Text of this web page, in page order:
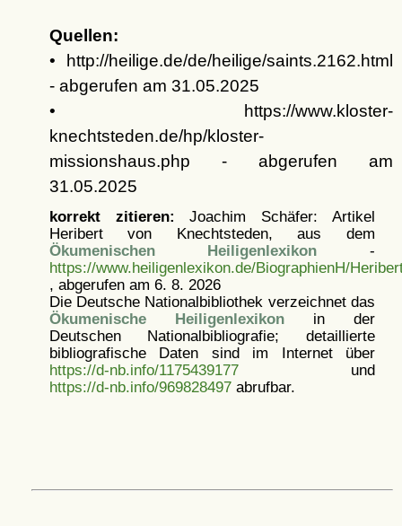
Quellen:
• http://heilige.de/de/heilige/saints.2162.html
- abgerufen am 31.05.2025
• https://www.kloster-
knechtsteden.de/hp/kloster-
missionshaus.php - abgerufen am
31.05.2025
korrekt zitieren: Joachim Schäfer: Artikel
Heribert von Knechtsteden, aus dem
Ökumenischen Heiligenlexikon -
https://www.heiligenlexikon.de/BiographienH/
, abgerufen am 6. 8. 2026
Die Deutsche Nationalbibliothek verzeichnet das
Ökumenische Heiligenlexikonin der
Deutschen Nationalbibliografie; detaillierte
bibliografische Daten sind im Internet über
https://d-nb.info/1175439177und
https://d-nb.info/969828497abrufbar.